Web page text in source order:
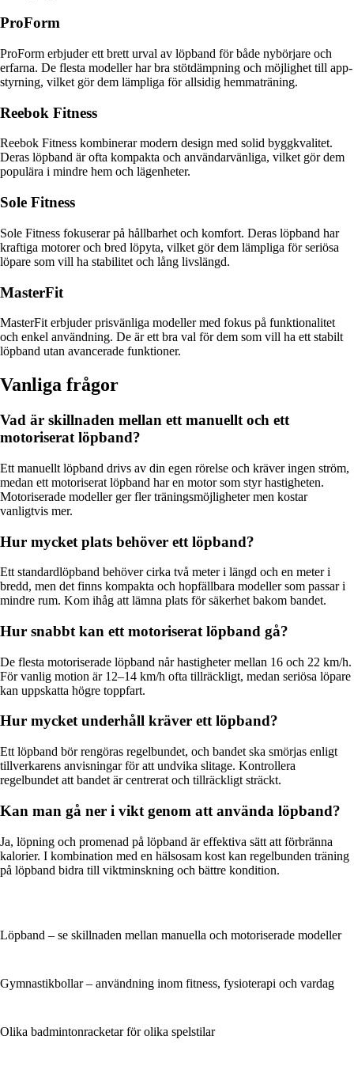
ProForm
ProForm erbjuder ett brett urval av löpband för både nybörjare och
erfarna. De flesta modeller har bra stötdämpning och möjlighet till app-
styrning, vilket gör dem lämpliga för allsidig hemmaträning.
Reebok Fitness
Reebok Fitness kombinerar modern design med solid byggkvalitet.
Deras löpband är ofta kompakta och användarvänliga, vilket gör dem
populära i mindre hem och lägenheter.
Sole Fitness
Sole Fitness fokuserar på hållbarhet och komfort. Deras löpband har
kraftiga motorer och bred löpyta, vilket gör dem lämpliga för seriösa
löpare som vill ha stabilitet och lång livslängd.
MasterFit
MasterFit erbjuder prisvänliga modeller med fokus på funktionalitet
och enkel användning. De är ett bra val för dem som vill ha ett stabilt
löpband utan avancerade funktioner.
Vanliga frågor
Vad är skillnaden mellan ett manuellt och ett
motoriserat löpband?
Ett manuellt löpband drivs av din egen rörelse och kräver ingen ström,
medan ett motoriserat löpband har en motor som styr hastigheten.
Motoriserade modeller ger fler träningsmöjligheter men kostar
vanligtvis mer.
Hur mycket plats behöver ett löpband?
Ett standardlöpband behöver cirka två meter i längd och en meter i
bredd, men det finns kompakta och hopfällbara modeller som passar i
mindre rum. Kom ihåg att lämna plats för säkerhet bakom bandet.
Hur snabbt kan ett motoriserat löpband gå?
De flesta motoriserade löpband når hastigheter mellan 16 och 22 km/h.
För vanlig motion är 12–14 km/h ofta tillräckligt, medan seriösa löpare
kan uppskatta högre toppfart.
Hur mycket underhåll kräver ett löpband?
Ett löpband bör rengöras regelbundet, och bandet ska smörjas enligt
tillverkarens anvisningar för att undvika slitage. Kontrollera
regelbundet att bandet är centrerat och tillräckligt sträckt.
Kan man gå ner i vikt genom att använda löpband?
Ja, löpning och promenad på löpband är effektiva sätt att förbränna
kalorier. I kombination med en hälsosam kost kan regelbunden träning
på löpband bidra till viktminskning och bättre kondition.
Löpband – se skillnaden mellan manuella och motoriserade modeller
Gymnastikbollar – användning inom fitness, fysioterapi och vardag
Olika badmintonracketar för olika spelstilar